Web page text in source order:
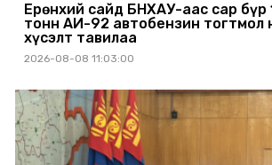
Ерөнхий сайд БНХАУ-аас сар бүр
тонн АИ-92 автобензин тогтмол
хүсэлт тавилаа
2026-08-08 11:03:00